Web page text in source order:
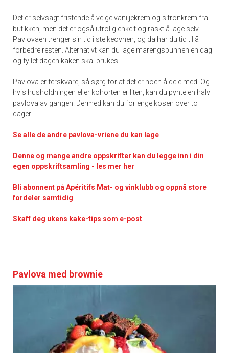
Det er selvsagt fristende å velge vaniljekrem og sitronkrem fra
butikken, men det er også utrolig enkelt og raskt å lage selv.
Pavlovaen trenger sin tid i steikeovnen, og da har du tid til å
forbedre resten. Alternativt kan du lage marengsbunnen en dag
og fyllet dagen kaken skal brukes.
Pavlova er ferskvare, så sørg for at det er noen å dele med. Og
hvis husholdningen eller kohorten er liten, kan du pynte en halv
pavlova av gangen. Dermed kan du forlenge kosen over to
dager.
Se alle de andre pavlova-vriene du kan lage
Denne og mange andre oppskrifter kan du legge inn i din
egen oppskriftsamling - les mer her
Bli abonnent på Apéritifs Mat- og vinklubb og oppnå store
fordeler samtidig
Skaff deg ukens kake-tips som e-post
Pavlova med brownie